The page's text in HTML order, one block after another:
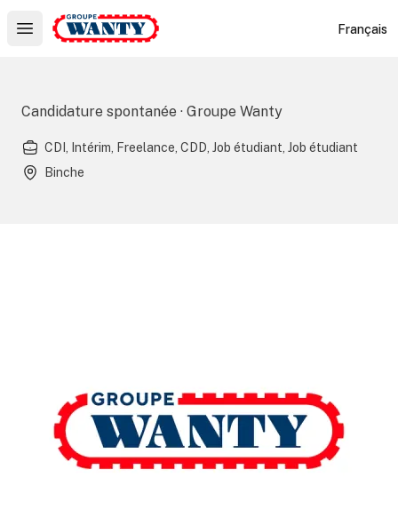
Open main menu
Le Groupe Wanty Français
Candidature spontanée · Groupe Wanty
CDI, Intérim, Freelance, CDD, Job étudiant, Job étudiant
Binche